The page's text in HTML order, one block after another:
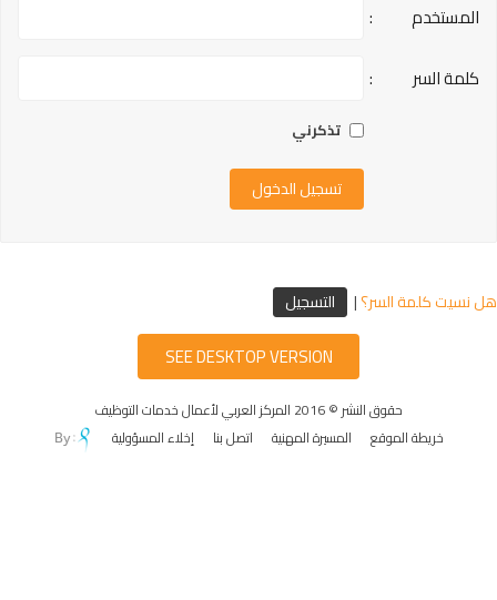
المستخدم
:
كلمة السر
:
تذكرني
هل نسيت كلمة السر؟| التسجيل
SEE DESKTOP VERSION
حقوق النشر © 2016 المركز العربي لأعمال خدمات التوظيف
خريطة الموقع
المسيرة المهنية اتصل بنا إخلاء المسؤولية